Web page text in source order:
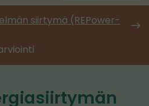
siirtymä (REPower-